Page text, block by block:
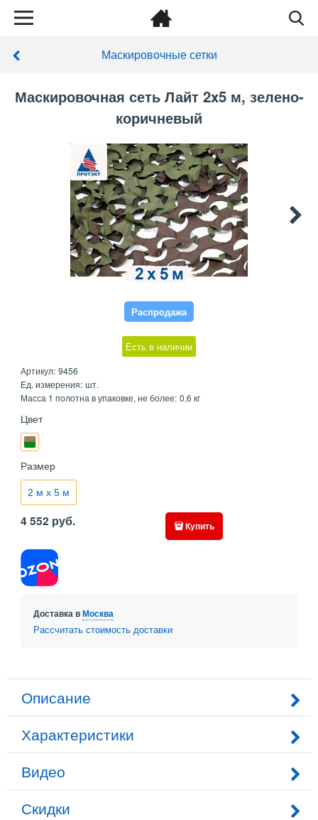
Маскировочные сетки
Маскировочная сеть Лайт 2x5 м, зелено-
коричневый
Распродажа
Есть в наличии
Артикул: 9456
Ед. измерения: шт.
Масса 1 полотна в упаковке, не более: 0,6 кг
Цвет
Размер
2 м х 5 м
4 552 руб. Купить
Доставка вМосква
Рассчитать стоимость доставки
Описание
Характеристики
Видео
Скидки